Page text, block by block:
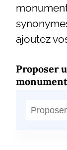
ajoutez
Proposer